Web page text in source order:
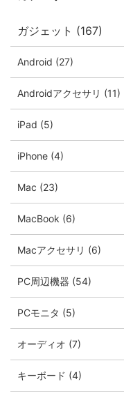
ガジェット (167)
Android (27)
Androidアクセサリ (11)
iPad (5)
iPhone (4)
Mac (23)
MacBook (6)
Macアクセサリ (6)
PC周辺機器 (54)
PCモニタ (5)
オーディオ (7)
キーボード (4)